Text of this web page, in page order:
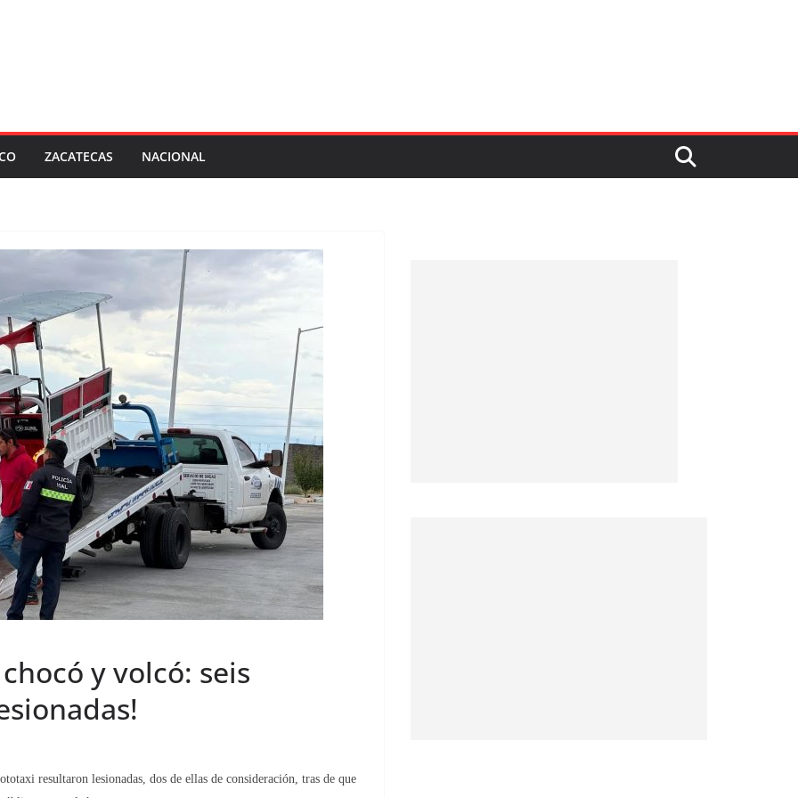
ZACATECAS NACIONAL
y volcó: seis
resultaron lesionadas, dos de ellas de consideración, tras de que